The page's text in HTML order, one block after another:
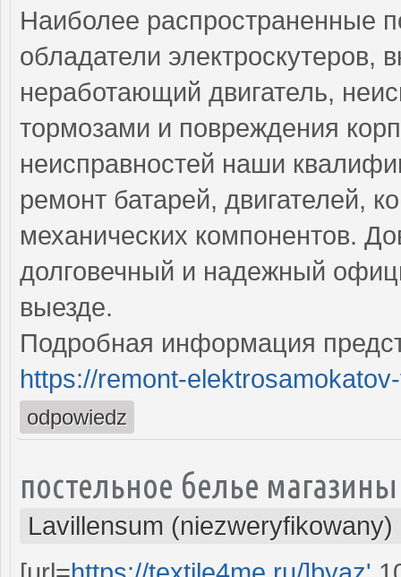
Наиболее распространенные
обладатели
неработающий двигатель,
тормозами и повреждения
неисправностей наши
ремонт батарей, двигателей,
механических компонентов.
долговечный и надежный
выезде.
Подробная информация
https://remont-
odpowiedz
постельное белье магазины
Lavillensum (niezweryfikowany)